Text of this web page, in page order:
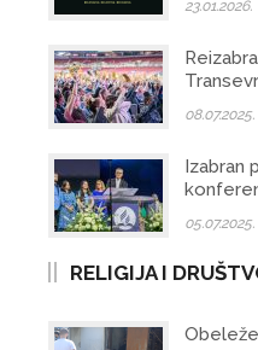
23.01.2026.
08.07.2025.
Izabran
05.07.2025.
RELIGIJA I